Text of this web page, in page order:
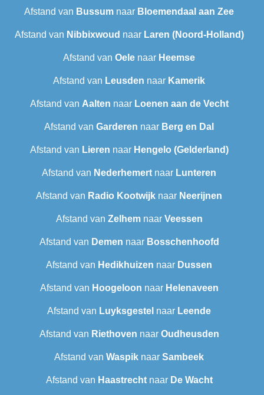
Afstand van Bussum naar Bloemendaal aan Zee
Afstand van Nibbixwoud naar Laren (Noord-Holland)
Afstand van Oele naar Heemse
Afstand van Leusden naar Kamerik
Afstand van Aalten naar Loenen aan de Vecht
Afstand van Garderen naar Berg en Dal
Afstand van Lieren naar Hengelo (Gelderland)
Afstand van Nederhemert naar Lunteren
Afstand van Radio Kootwijk naar Neerijnen
Afstand van Zelhemnaar Veessen
Afstand van Demen naar Bosschenhoofd
Afstand van Hedikhuizen naar Dussen
Afstand van Hoogeloon naar Helenaveen
Afstand van Luyksgestel naar Leende
Afstand van Riethoven naar Oudheusden
Afstand van Waspik naar Sambeek
Afstand van Haastrechtnaar De Wacht